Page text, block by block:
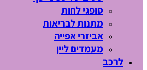
סופגי לחות
מתנות לבריאות
אביזרי אפייה
מעמדים ליין
לרכב